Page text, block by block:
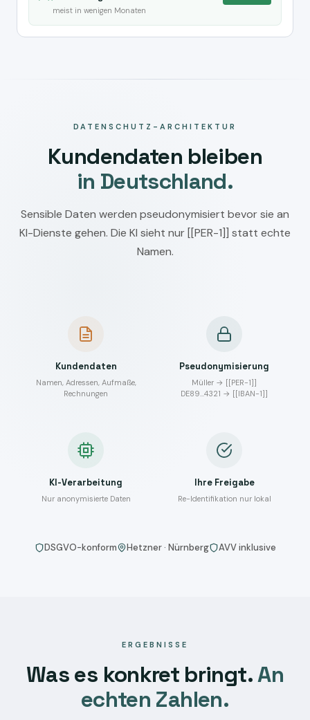
meist in wenigen Monaten
DATENSCHUTZ-ARCHITEKTUR
Kundendaten bleiben
in Deutschland.
Sensible Daten werden pseudonymisiert bevor sie an
KI-Dienste gehen. Die KI sieht nur [[PER-1]] statt echte
Namen.
Kundendaten
Namen, Adressen, Aufmaße,
Rechnungen
Pseudonymisierung
Müller → [[PER-1]]
DE89…4321 → [[IBAN-1]]
KI-Verarbeitung
Nur anonymisierte Daten
Ihre Freigabe
Re-Identifikation nur lokal
DSGVO-konform Hetzner · Nürnberg AVV inklusive
ERGEBNISSE
Was es konkret bringt.An
echten Zahlen.